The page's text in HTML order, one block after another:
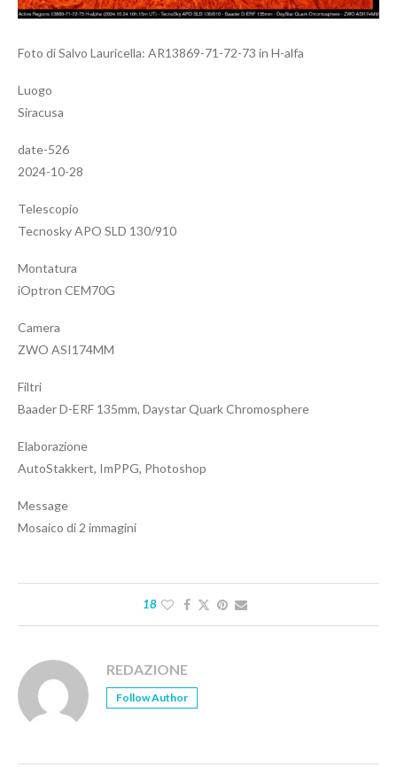
Foto di Salvo Lauricella: AR13869-71-72-73 in H-alfa
Luogo
Siracusa
date-526
2024-10-28
Telescopio
Tecnosky APO SLD 130/910
Montatura
iOptron CEM70G
Camera
ZWO ASI174MM
Filtri
Baader D-ERF 135mm, Daystar Quark Chromosphere
Elaborazione
AutoStakkert, ImPPG, Photoshop
Message
Mosaico di 2 immagini
18
REDAZIONE
Follow Author